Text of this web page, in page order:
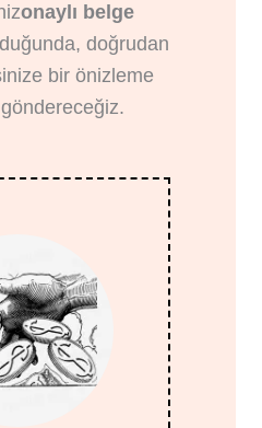
onaylı belge
doğrudan
bir önizleme
göndereceğiz.